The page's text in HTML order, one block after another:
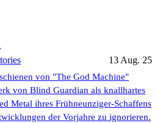
13 Aug. 25
von "The God Machine"
von Blind Guardian als knallhartes
Metal ihres Frühneunziger-Schaffens
der Vorjahre zu ignorieren.